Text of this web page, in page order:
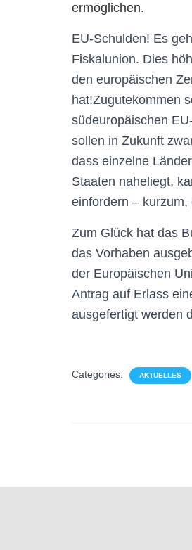
ermöglichen.
EU-Schulden! Es
Fiskalunion. Dies
den europäischen
hat!Zugutekommen
südeuropäischen
sollen in Zukunft
dass einzelne
Staaten naheliegt,
einfordern –
Zum Glück hat das
das Vorhaben
der Europäischen
Antrag auf Erlass
ausgefertigt werden
Categories: AKTUELLES